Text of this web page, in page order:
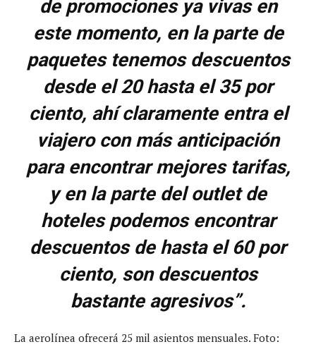
de promociones ya vivas en
este momento, en la parte de
paquetes tenemos descuentos
desde el 20 hasta el 35 por
ciento, ahí claramente entra el
viajero con más anticipación
para encontrar mejores tarifas,
y en la parte del outlet de
hoteles podemos encontrar
descuentos de hasta el 60 por
ciento, son descuentos
bastante agresivos”.
La aerolínea ofrecerá 25 mil asientos mensuales. Foto: